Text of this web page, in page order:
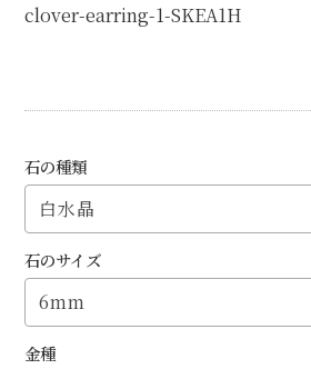
clover-earring-1-SKEA1H
石の種類
石のサイズ
金種